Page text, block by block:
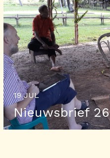
19 JUL
Nieuwsbrief 26